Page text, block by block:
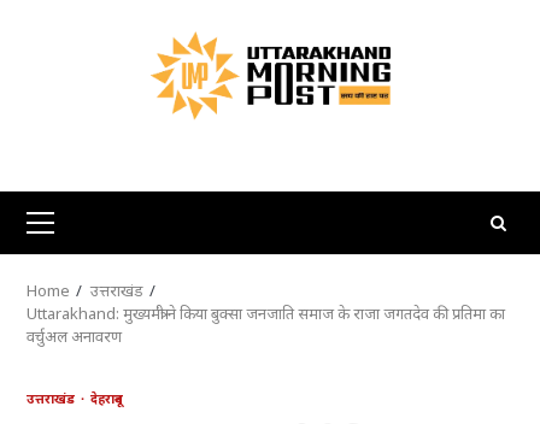
Primary
Menu
Home
उत्तराखंड
Uttarakhand: मुख्यमंत्री ने किया बुक्सा जनजाति समाज के राजा जगतदेव की प्रतिमा का
वर्चुअल अनावरण
उत्तराखंड देहरादून